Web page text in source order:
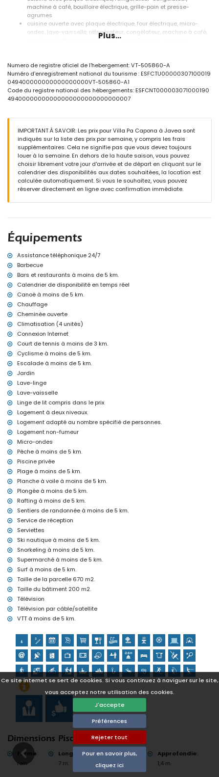
Ce site internet se sert de cookies. Si vous continuez à naviguer sur le site,
vous acceptez notre utilisation des cookies.
J'accepte
Préférences
Rejeter tout
Pour en savoir plus,
cliquez ici
machine à café, bouilloire électrique, grille-pain et presse-
agrumes
cuisine ouverte avec plaque électrique, four électrique, micro-
ondes, lave-vaisselle, réfrigérateur, congélateur, machine à café,
bouilloire électrique, mixeur, grille-pain et presse-agrumes
chambre avec climatisation, lit double et salle de bain en suite
chambre avec lit queen size (200 par 150 cm)
chambre avec climatisation, 2 lits simples (190 par 90 cm)
salle de bain en suite avec double lavabo, douche et toilettes
2 salles de bains chacune avec lavabo simple, douche et toilettes
piscine privée en forme de rein mesurant 7m x 3m et 1,4m de
profondeur
jardin avec gravier, arbres et mobilier de jardin avec transats
2 terrasses
barbecue
douche extérieure
espace salon extérieur et espace repas extérieur
Informations supplémentaires
ville la plus proche : Xàbia (à moins de 5 kilomètres de la villa)
la villa)
port le plus proche : Aduanas del Mar, Xàbia (à moins de 5
kilomètres de la villa)
parc le plus proche : Montgó, Xàbia (à moins de 5 kilomètres de la
villa)
villa)
second aéroport le plus proche : Valence (> 100 kilomètres)
interdiction de fumer
animaux non admis
L'hébergement est très adapté aux familles avec enfants
Équipements et services inclus dans le prix de location de la villa
fer et planche à repasser
linge de lit et serviettes
service de réception et service d'urgence 24h/24
chauffage électrique et climatisation
Équipements et services avec supplément
lit supplémentaire et lit/berceau pour enfants (sur demande)
Sites touristiques et culture à Xàbia, Costa Blanca
musée (Histórico de Xàbia, Xàbia), église (Virgen de Loreto, Puerto,
Xàbia), ruine (Molinos de Viento, Xàbia), monument (Pueblo de
Xàbia, Xàbia), bâtiment architectural (Pueblo de Xàbia, Xàbia), lieu
historique (Pueblo de Xàbia et Xàbia) (à moins de 10 kilomètres de
l'hébergement)
château (Portal de la Vila et Denia) (à moins de 25 kilomètres de
Sports
tennis, randonnée pédestre, vélo de montagne, cyclisme,
escalade, canoë, rafting, pêche, plongée, plongée avec tuba, surf,
planche à voile et ski nautique (à moins de 5 kilomètres de la
villa)
golf (Club de Golf, Xàbia) et équitation (à moins de 10 kilomètres
de la villa)
Plus...
Numero de registre oficiel de l'hebergement: VT-505860-A
Numéro d'enregistrement national du tourisme : ESFCTU00000307100019
049400000000000000000VT-505860-A1
Code du registre national des hébergements: ESFCNT000003071000190
49400000000000000000000000000007
IMPORTANT À SAVOIR: Les prix pour Villa Pa Capona à Javea sont
indiqués sur la liste des prix par semaine, y compris les frais
supplémentaires. Cela ne signifie pas que vous devez toujours
louer à la semaine. En dehors de la haute saison, vous pouvez
choisir librement votre jour d'arrivée et de départ en cliquant sur le
calendrier des disponibilités aux dates souhaitées, la location est
calculée automatiquement. Si vous le souhaitez, vous pouvez
réserver directement en ligne avec confirmation immédiate.
Équipements
Assistance téléphonique 24/7
Barbecue
Bars et restaurants à moins de 5 km.
Calendrier de disponibilité en temps réel
Canoë à moins de 5 km.
Chauffage
Cheminée ouverte
Climatisation (4 unités)
Connexion Internet
Court de tennis à moins de 3 km.
Cyclisme à moins de 5 km.
Escalade à moins de 5 km.
Jardin
Lave-linge
Lave-vaisselle
Linge de lit compris dans le prix
Logement à deux niveaux.
Logement adapté au nombre spécifié de personnes.
Logement non-fumeur
Micro-ondes
Pêche à moins de 5 km.
Piscine privée
Plage à moins de 5 km.
Planche à voile à moins de 5 km.
Plongée à moins de 5 km.
Rafting à moins de 5 km.
Sentiers de randonnée à moins de 5 km.
Service de réception
Serviettes
Ski nautique à moins de 5 km.
Snorkeling à moins de 5 km.
Supermarché à moins de 5 km.
Surf à moins de 5 km.
Taille de la parcelle 670 m2.
Taille du bâtiment 200 m2.
Télévision
Télévision par câble/satellite
VTT à moins de 5 km.
Dimensions Piscine
Forme:
rein
Longueur:
7 m.
Largeur:
3 m.
Approfondie:
1,4 m.